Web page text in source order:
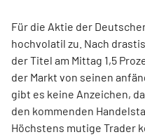
Für die Aktie der
hochvolatil zu. Nach
der Titel am Mittag 1,5
der Markt von seinen
gibt es keine Anzeichen,
den kommenden
Höchstens mutige Trader